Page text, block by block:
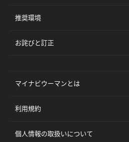
推奨環境
お詫びと訂正
マイナビウーマンとは
利用規約
個人情報の取扱いについて